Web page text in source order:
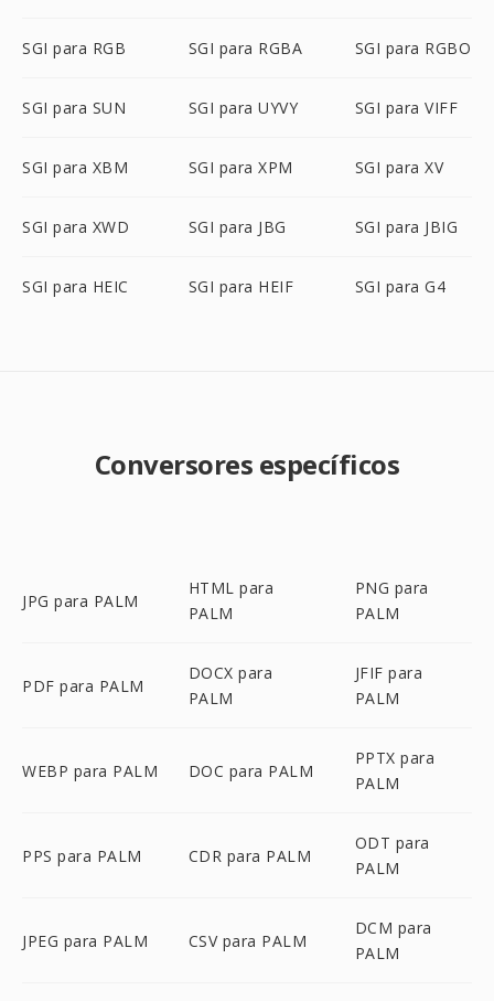
SGI para RGB SGI para RGBA SGI para RGBO
SGI para SUN SGI para UYVY SGI para VIFF
SGI para XBM SGI para XPM SGI para XV
SGI para XWD SGI para JBG SGI para JBIG
SGI para HEIC SGI para HEIF SGI para G4
Conversores específicos
JPG para PALM
HTML para
PALM
PNG para
PALM
PDF para PALM
DOCX para
PALM
JFIF para
PALM
WEBP para PALM DOC para PALM
PPTX para
PALM
PPS para PALM CDR para PALM
ODT para
PALM
JPEG para PALM CSV para PALM
DCM para
PALM